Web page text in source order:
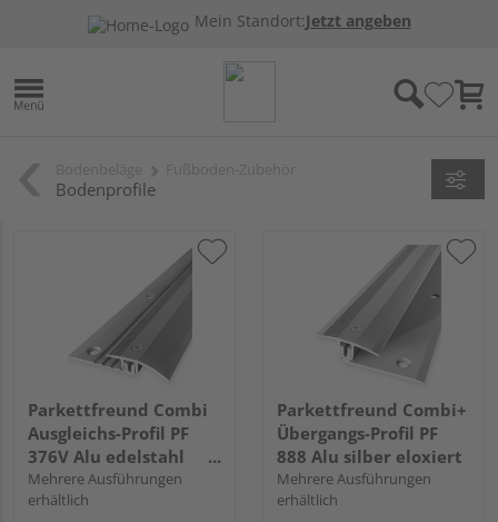
Mein Standort:Jetzt angeben
Bodenprofile
Parkettfreund Combi
Ausgleichs-Profil PF
376V Alu edelstahl
eloxiert
Mehrere Ausführungen
erhältlich
Parkettfreund Combi+
Übergangs-Profil PF
888 Alu silber eloxiert
Mehrere Ausführungen
erhältlich